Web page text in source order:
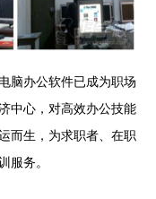
脑办公软件已成为职场
中心，对高效办公技能
而生，为求职者、在职
服务。